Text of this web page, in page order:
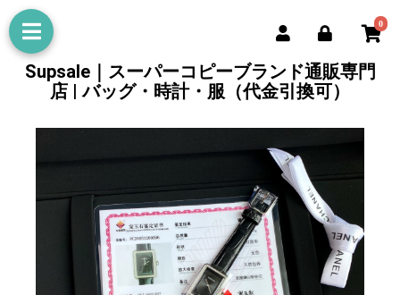
0
Supsale｜スーパーコピーブランド通販専門
店 | バッグ・時計・服（代金引換可）